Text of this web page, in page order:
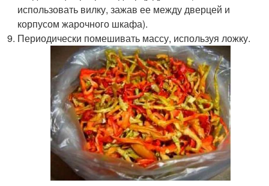
использовать вилку, зажав ее между дверцей и
корпусом жарочного шкафа).
Периодически помешивать массу, используя ложку.